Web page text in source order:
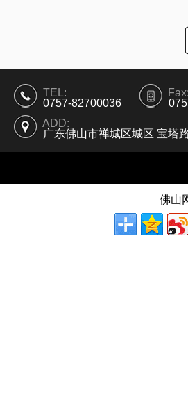
TEL:
0757-82700036
Fax:
ADD:
广东佛山市禅城区城区 宝塔
佛山